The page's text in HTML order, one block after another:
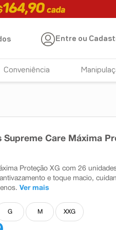
Entre ou
Conveniência
Supreme Care Máxima
Proteção XG com 26
e toque macio,
Ver mais
G M XXG